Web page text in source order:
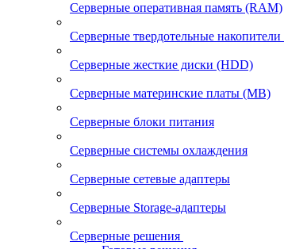
Серверные оперативная память (RAM)
Серверные твердотельные накопители
Серверные жесткие диски (HDD)
Серверные материнские платы (MB)
Серверные блоки питания
Серверные системы охлаждения
Серверные сетевые адаптеры
Серверные Storage-адаптеры
Серверные решения